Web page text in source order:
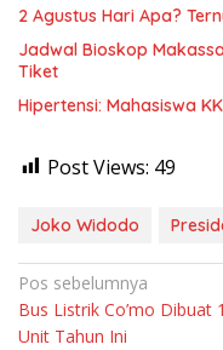
2 Agustus Hari Apa?
Jadwal Bioskop
Tiket
Hipertensi: Mahasiswa
Post Views: 49
Joko Widodo
Navigasi
pos
Pos sebelumnya
Bus Listrik Co’mo Dibuat
Unit Tahun Ini